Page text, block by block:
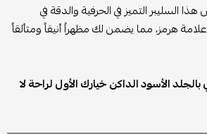
السليبر التميز في الحرفية والدقة في
هرمز، مما يضمن لك مظهراً أنيقاً ومتألقاً
الأسود الداكن خيارك الأول لراحة لا